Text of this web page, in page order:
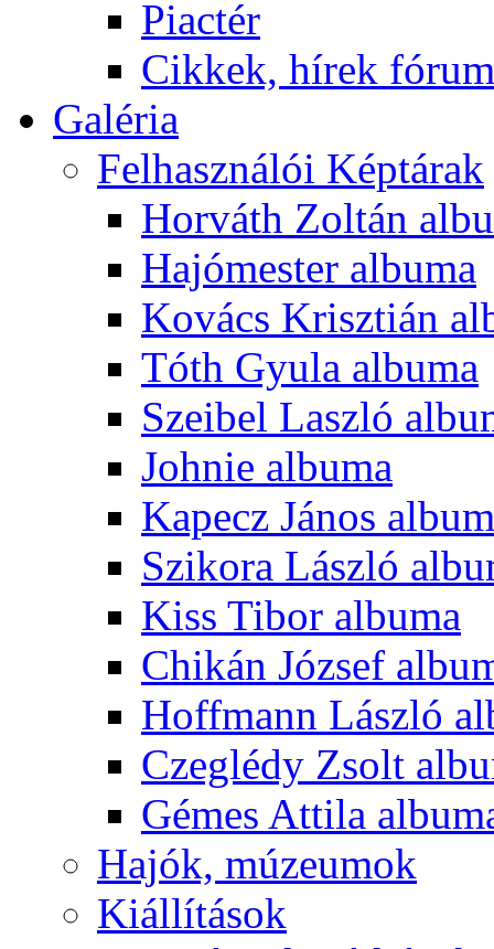
Piactér
Cikkek, hírek
Galéria
Felhasználói Képtárak
Horváth Zoltán
Hajómester albuma
Kovács Krisztián
Tóth Gyula albuma
Szeibel Laszló
Johnie albuma
Kapecz János
Szikora László
Kiss Tibor albuma
Chikán József
Hoffmann László
Czeglédy Zsolt
Gémes Attila
Hajók, múzeumok
Kiállítások